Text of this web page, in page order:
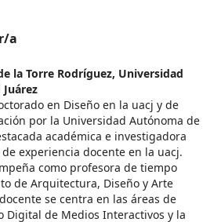
a
la Torre Rodríguez, Universidad
en Diseño en la uacj y de
por la Universidad Autónoma de
académica e investigadora
experiencia docente en la uacj.
como profesora de tiempo
de Arquitectura, Diseño y Arte
se centra en las áreas de
Digital de Medios Interactivos y la